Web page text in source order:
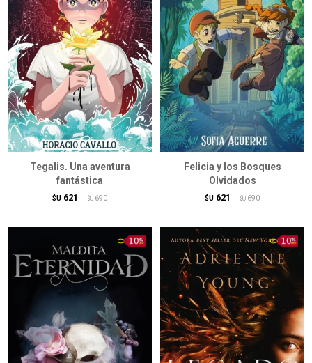
Tegalis. Una aventura
fantástica
$U 621 $U 690
Felicia y los Bosques
Olvidados
$U 621 $U 690